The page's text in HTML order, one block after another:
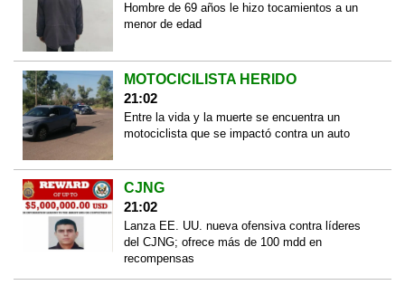
Hombre de 69 años le hizo tocamientos a un
menor de edad
MOTOCICILISTA HERIDO
21:02
Entre la vida y la muerte se encuentra un
motociclista que se impactó contra un auto
CJNG
21:02
Lanza EE. UU. nueva ofensiva contra líderes
del CJNG; ofrece más de 100 mdd en
recompensas